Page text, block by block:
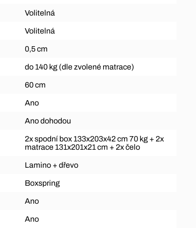
Volitelná
Volitelná
0,5 cm
do 140 kg (dle zvolené matrace)
60 cm
Ano
Ano dohodou
2x spodní box 133x203x42 cm 70 kg + 2x
matrace 131x201x21 cm + 2x čelo
Lamino + dřevo
Boxspring
Ano
Ano